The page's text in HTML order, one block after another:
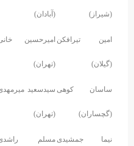
(شیراز) (آبادان)
امین تیرافکن
(گیلان)
امیرحسین خانی
(تهران)
ساسان کوهی
(گچساران)
سیدسعید میرمهدی
(تهران)
نیما جمشیدی مسلم راشدی